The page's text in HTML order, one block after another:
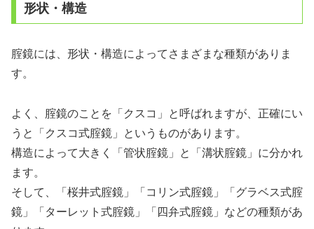
形状・構造
腟鏡には、形状・構造によってさまざまな種類がありま
す。
よく、腟鏡のことを「クスコ」と呼ばれますが、正確にい
うと「クスコ式腟鏡」というものがあります。
構造によって大きく「管状腟鏡」と「溝状腟鏡」に分かれ
ます。
そして、「桜井式腟鏡」「コリン式腟鏡」「グラベス式腟
鏡」「ターレット式腟鏡」「四弁式腟鏡」などの種類があ